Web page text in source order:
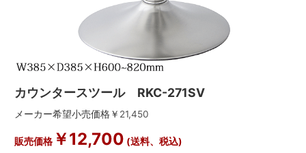
カウンタースツール RKC-271SV
メーカー希望小売価格￥ 21,450
販売価格￥12,700 (送料、税込)